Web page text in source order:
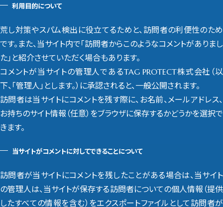
利用目的について
荒し対策やスパム検出に役立てるためと、訪問者の利便性のため
です。また、当サイト内で「訪問者からこのようなコメントがありまし
た」と紹介させていただく場合もあります。
コメントが当サイトの管理人であるTAG PROTECT株式会社（以
下、「管理人」とします。）に承認されると、一般公開されます。
訪問者は当サイトにコメントを残す際に、お名前、メールアドレス、
お持ちのサイト情報（任意）をブラウザに保存するかどうかを選択で
きます。
当サイトがコメントに対してできることについて
訪問者が当サイトにコメントを残したことがある場合は、当サイト
の管理人は、当サイトが保存する訪問者についての個人情報（提供
したすべての情報を含む）をエクスポートファイルとして訪問者が